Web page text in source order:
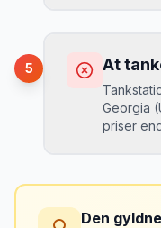
Du kan
var der
Løsning
5 At
Georgia
priser
sidste
Den